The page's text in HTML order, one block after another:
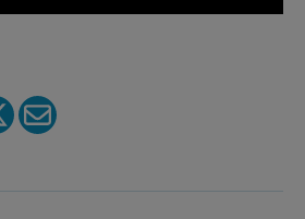
on LinkedIn
Share on XShare via email